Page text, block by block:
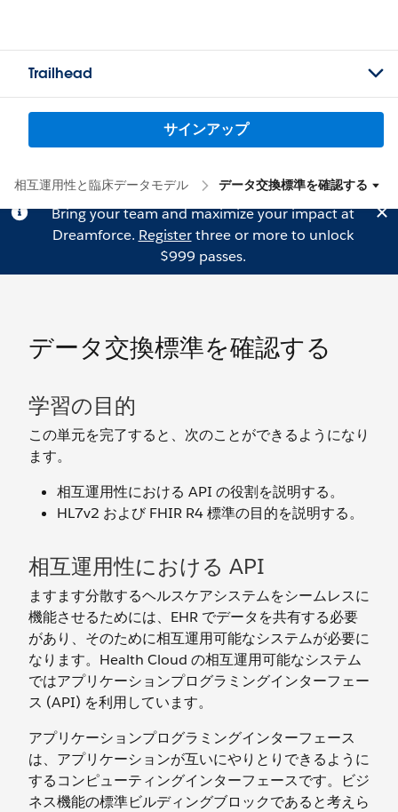
Trailhead
サインアップ
相互運用性と臨床データモデル データ交換標準を確認する
Bring your team and maximize your impact at
Dreamforce. Registerthree or more to unlock
$999 passes.
データ交換標準を確認する
学習の目的
この単元を完了すると、次のことができるようになり
ます。
相互運用性における API の役割を説明する。
HL7v2 および FHIR R4 標準の目的を説明する。
相互運用性における API
ますます分散するヘルスケアシステムをシームレスに
機能させるためには、EHR でデータを共有する必要
があり、そのために相互運用可能なシステムが必要に
なります。Health Cloud の相互運用可能なシステム
ではアプリケーションプログラミングインターフェー
ス (API) を利用しています。
アプリケーションプログラミングインターフェース
は、アプリケーションが互いにやりとりできるように
するコンピューティングインターフェースです。ビジ
ネス機能の標準ビルディングブロックであると考えら